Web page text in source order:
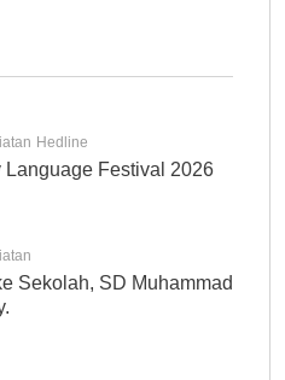
Hedline
Language Festival 2026
Sekolah, SD Muhammad